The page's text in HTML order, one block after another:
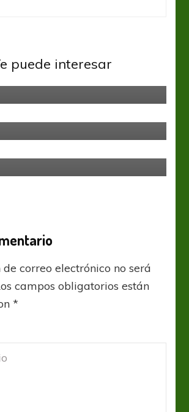
puede interesar
Con fútbol, sin
correo electrónico no será
campos obligatorios están
*